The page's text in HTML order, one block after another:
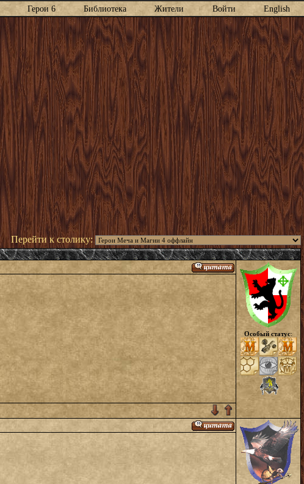
Герои 6 Библиотека Жители Войти English
Перейти к столику:
Особый статус: